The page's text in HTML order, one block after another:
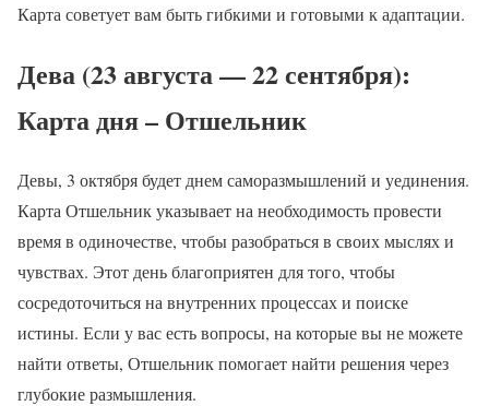
Карта советует вам быть гибкими и готовыми к адаптации.
Дева (23 августа — 22 сентября):
Карта дня – Отшельник
Девы, 3 октября будет днем саморазмышлений и уединения.
Карта Отшельник указывает на необходимость провести
время в одиночестве, чтобы разобраться в своих мыслях и
чувствах. Этот день благоприятен для того, чтобы
сосредоточиться на внутренних процессах и поиске
истины. Если у вас есть вопросы, на которые вы не можете
найти ответы, Отшельник помогает найти решения через
глубокие размышления.